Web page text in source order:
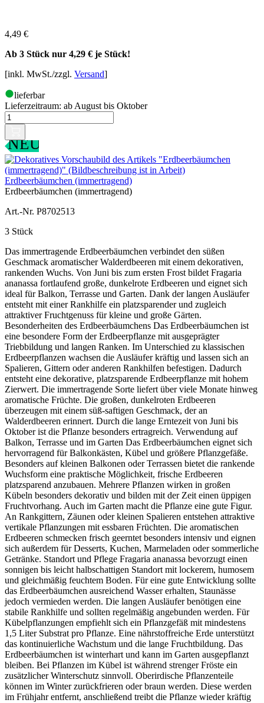
4,49 €
Ab 3 Stück nur 4,29 € je Stück!
[inkl. MwSt./zzgl. Versand]
lieferbar
Lieferzeitraum: ab August bis Oktober
NEU
Erdbeerbäumchen (immertragend)
Erdbeerbäumchen (immertragend)
Art.-Nr. P8702513
3 Stück
Das immertragende Erdbeerbäumchen verbindet den süßen
Geschmack aromatischer Walderdbeeren mit einem dekorativen,
rankenden Wuchs. Von Juni bis zum ersten Frost bildet Fragaria
ananassa fortlaufend große, dunkelrote Erdbeeren und eignet sich
ideal für Balkon, Terrasse und Garten. Dank der langen Ausläufer
entsteht mit einer Rankhilfe ein platzsparender und zugleich
attraktiver Fruchtgenuss für kleine und große Gärten.
Besonderheiten des Erdbeerbäumchens Das Erdbeerbäumchen ist
eine besondere Form der Erdbeerpflanze mit ausgeprägter
Triebbildung und langen Ranken. Im Unterschied zu klassischen
Erdbeerpflanzen wachsen die Ausläufer kräftig und lassen sich an
Spalieren, Gittern oder anderen Rankhilfen befestigen. Dadurch
entsteht eine dekorative, platzsparende Erdbeerpflanze mit hohem
Zierwert. Die immertragende Sorte liefert über viele Monate hinweg
aromatische Früchte. Die großen, dunkelroten Erdbeeren
überzeugen mit einem süß-saftigen Geschmack, der an
Walderdbeeren erinnert. Durch die lange Erntezeit von Juni bis
Oktober ist die Pflanze besonders ertragreich. Verwendung auf
Balkon, Terrasse und im Garten Das Erdbeerbäumchen eignet sich
hervorragend für Balkonkästen, Kübel und größere Pflanzgefäße.
Besonders auf kleinen Balkonen oder Terrassen bietet die rankende
Wuchsform eine praktische Möglichkeit, frische Erdbeeren
platzsparend anzubauen. Mehrere Pflanzen wirken in großen
Kübeln besonders dekorativ und bilden mit der Zeit einen üppigen
Fruchtvorhang. Auch im Garten macht die Pflanze eine gute Figur.
An Rankgittern, Zäunen oder kleinen Spalieren entstehen attraktive
vertikale Pflanzungen mit essbaren Früchten. Die aromatischen
Erdbeeren schmecken frisch geerntet besonders intensiv und eignen
sich außerdem für Desserts, Kuchen, Marmeladen oder sommerliche
Getränke. Standort und Pflege Fragaria ananassa bevorzugt einen
sonnigen bis leicht halbschattigen Standort mit lockerem, humosem
und gleichmäßig feuchtem Boden. Für eine gute Entwicklung sollte
das Erdbeerbäumchen ausreichend Wasser erhalten, Staunässe
jedoch vermieden werden. Die langen Ausläufer benötigen eine
stabile Rankhilfe und sollten regelmäßig angebunden werden. Für
Kübelpflanzungen empfiehlt sich ein Pflanzgefäß mit mindestens
1,5 Liter Substrat pro Pflanze. Eine nährstoffreiche Erde unterstützt
das kontinuierliche Wachstum und die lange Fruchtbildung. Das
Erdbeerbäumchen ist winterhart und kann im Garten ausgepflanzt
bleiben. Bei Pflanzen im Kübel ist während strenger Fröste ein
zusätzlicher Winterschutz sinnvoll. Oberirdische Pflanzenteile
können im Winter zurückfrieren oder braun werden. Diese werden
im Frühjahr entfernt, anschließend treibt die Pflanze wieder kräftig